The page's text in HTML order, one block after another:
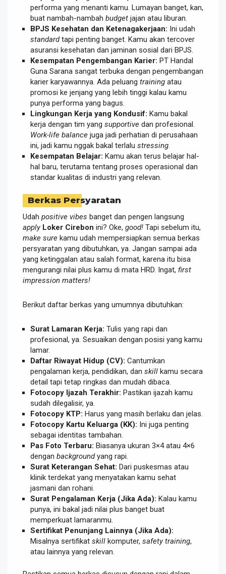
performa yang menanti kamu. Lumayan banget, kan,
buat nambah-nambah budget jajan atau liburan.
BPJS Kesehatan dan Ketenagakerjaan: Ini udah
standardtapi penting banget. Kamu akan tercover
asuransi kesehatan dan jaminan sosial dari BPJS.
Kesempatan Pengembangan Karier: PT Handal
Guna Sarana sangat terbuka dengan pengembangan
karier karyawannya. Ada peluang training atau
promosi ke jenjang yang lebih tinggi kalau kamu
punya performa yang bagus.
Lingkungan Kerja yang Kondusif: Kamu bakal
kerja dengan tim yang supportive dan profesional.
Work-life balance juga jadi perhatian di perusahaan
ini, jadi kamu nggak bakal terlalu stressing
Kesempatan Belajar: Kamu akan terus belajar hal-
hal baru, terutama tentang proses operasional dan
standar kualitas di industri yang relevan.
Berkas Persyaratan
Udah positive vibes banget dan pengen langsung
apply Loker Cirebon ini? Oke, good! Tapi sebelum itu,
make sure kamu udah mempersiapkan semua berkas
persyaratan yang dibutuhkan, ya. Jangan sampai ada
yang ketinggalan atau salah format, karena itu bisa
mengurangi nilai plus kamu di mata HRD. Ingat, first
impression matters!
Berikut daftar berkas yang umumnya dibutuhkan:
Surat Lamaran Kerja: Tulis yang rapi dan
profesional, ya. Sesuaikan dengan posisi yang kamu
lamar.
Daftar Riwayat Hidup (CV): Cantumkan
pengalaman kerja, pendidikan, dan skill kamu secara
detail tapi tetap ringkas dan mudah dibaca.
Fotocopy Ijazah Terakhir: Pastikan ijazah kamu
sudah dilegalisir, ya.
Fotocopy KTP: Harus yang masih berlaku dan jelas.
Fotocopy Kartu Keluarga (KK): Ini juga penting
sebagai identitas tambahan.
Pas Foto Terbaru: Biasanya ukuran 3×4 atau 4×6
dengan backgroundyang rapi.
Surat Keterangan Sehat: Dari puskesmas atau
klinik terdekat yang menyatakan kamu sehat
jasmani dan rohani.
Surat Pengalaman Kerja (Jika Ada): Kalau kamu
punya, ini bakal jadi nilai plus banget buat
memperkuat lamaranmu.
Sertifikat Penunjang Lainnya (Jika Ada):
Misalnya sertifikat skill komputer, safety training,
atau lainnya yang relevan.